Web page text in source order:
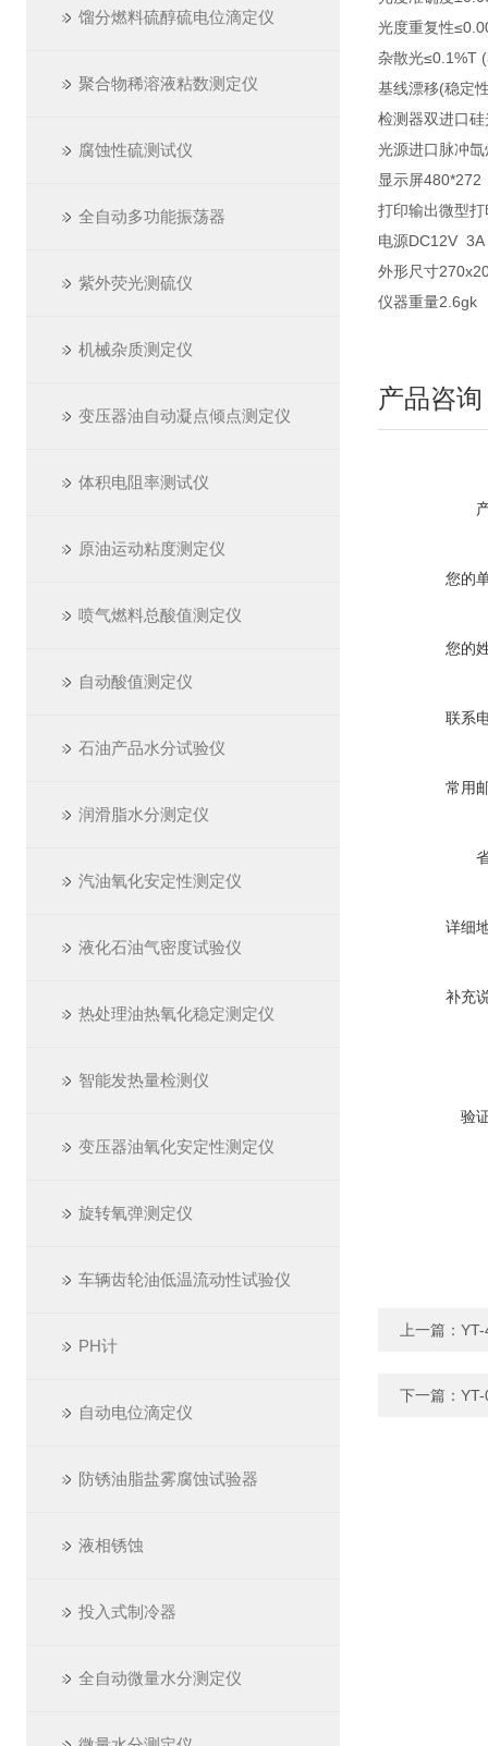
馏分燃料硫醇硫电位滴定仪
聚合物稀溶液粘数测定仪
腐蚀性硫测试仪
全自动多功能振荡器
紫外荧光测硫仪
机械杂质测定仪
变压器油自动凝点倾点测定仪
体积电阻率测试仪
原油运动粘度测定仪
喷气燃料总酸值测定仪
自动酸值测定仪
石油产品水分试验仪
润滑脂水分测定仪
汽油氧化安定性测定仪
液化石油气密度试验仪
热处理油热氧化稳定测定仪
智能发热量检测仪
变压器油氧化安定性测定仪
旋转氧弹测定仪
车辆齿轮油低温流动性试验仪
PH计
自动电位滴定仪
防锈油脂盐雾腐蚀试验器
液相锈蚀
投入式制冷器
全自动微量水分测定仪
光度重复性
杂散光≤0.1%T
基线漂移(稳定
检测器双进口
光源进口脉冲
显示屏480*272
打印输出微型
电源DC12V 3A
外形尺寸
仪器重量2.6gk
产品咨询
您的
您的
联系
常用
详细
补充
验
上一篇：
下一篇：